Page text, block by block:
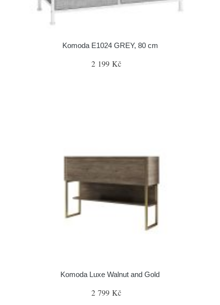
Komoda E1024 GREY, 80 cm
2 199 Kč
Komoda Luxe Walnut and Gold
2 799 Kč